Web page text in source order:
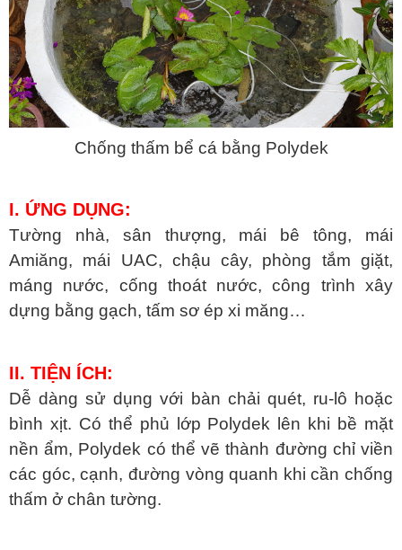
Chống thấm bể cá bằng Polydek
I. ỨNG DỤNG:
Tường nhà, sân thượng, mái bê tông, mái
Amiăng, mái UAC, chậu cây, phòng tắm giặt,
máng nước, cống thoát nước, công trình xây
dựng bằng gạch, tấm sơ ép xi măng…
II. TIỆN ÍCH:
Dễ dàng sử dụng với bàn chải quét, ru-lô hoặc
bình xịt. Có thể phủ lớp Polydek lên khi bề mặt
nền ẩm, Polydek có thể vẽ thành đường chỉ viền
các góc, cạnh, đường vòng quanh khi cần chống
thấm ở chân tường.